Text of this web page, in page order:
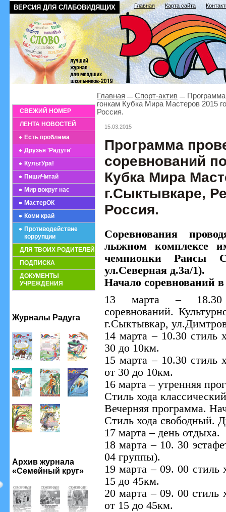
ВЕРСИЯ ДЛЯ СЛАБОВИДЯЩИХ Главная Карта сайта
СВЕЖИЙ НОМЕР
ЛЕНТА НОВОСТЕЙ
Есть проблема
Друзья 'Радуги'
КультУра!
ПишиЧитай
Мир вокруг нас
МастерОК
Коми край
Противодействие
коррупции
ДЛЯ ТВОИХ РОДИТЕЛЕЙ
ПОДПИСКА
ДОКУМЕНТЫ
УЧРЕЖДЕНИЯ
Журналы Радуга
Архив журнала
«Семейный круг»
Главная Спорт-актив
гонкам Кубка Мира Мастеров 2015
Россия.
15.03.2015
Программа
соревнований
Кубка Мира
г.Сыктывкаре,
Россия.
Соревнования
лыжном комплексе
чемпионки Раисы
ул.Северная д.3а/1).
Начало соревнований в
13 марта – 18.30
соревнований.
г.Сыктывкар,
14 марта – 10.30 стиль
30 до 10км.
15 марта – 10.30 стиль
от 30 до 10км.
16 марта – утренняя
Стиль хода
Вечерняя программа.
Стиль хода свободный.
17 марта – день отдыха.
18 марта – 10. 30
04 группы).
19 марта – 09. 00 стиль
15 до 45км.
20 марта – 09. 00 стиль
от 15 до 45км.